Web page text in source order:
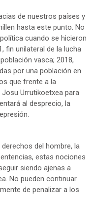
de nuestros países y
hasta este punto. No
cuando se hicieron
fin unilateral de la lucha
vasca; 2018,
por una población en
que frente a la
Urrutikoetxea para
al desprecio, la
del hombre, la
estas nociones
siendo ajenas a
No pueden continuar
de penalizar a los